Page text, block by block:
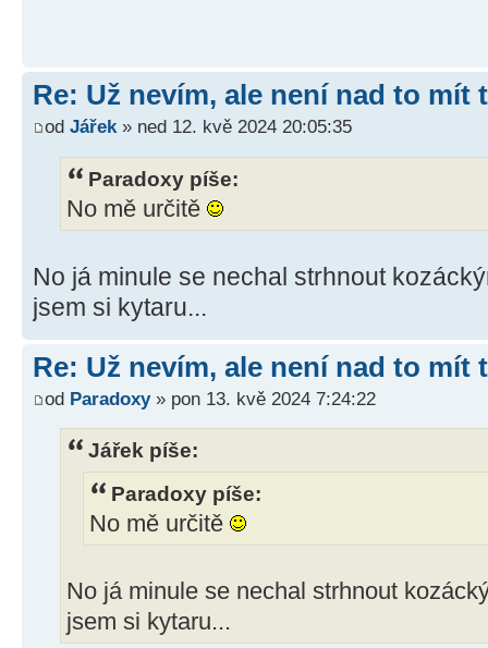
Re: Už nevím, ale není nad to mít
od Jářek» ned 12. kvě 2024 20:05:35
Paradoxy píše:
No mě určitě
No já minule se nechal strhnout
jsem si kytaru...
Re: Už nevím, ale není nad to mít
od Paradoxy» pon 13. kvě 2024 7:24:22
Jářek píše:
Paradoxy píše:
No mě určitě
No já minule se nechal strhnout
jsem si kytaru...